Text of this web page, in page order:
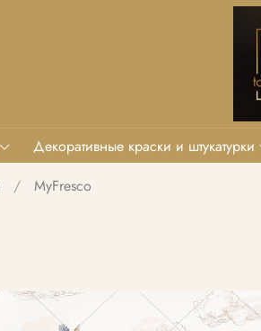
Декоративные краски и штукатурки
MyFresco